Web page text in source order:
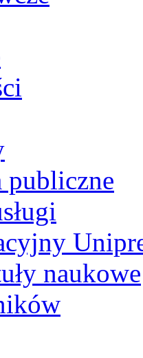
publiczne
naukowe